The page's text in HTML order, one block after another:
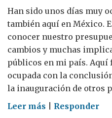
Han sido unos días muy
también aquí en México.
conocer nuestro
cambios y muchas
públicos en mi país. Aquí
ocupada con la
la inauguración de otros
Leer más onResponder